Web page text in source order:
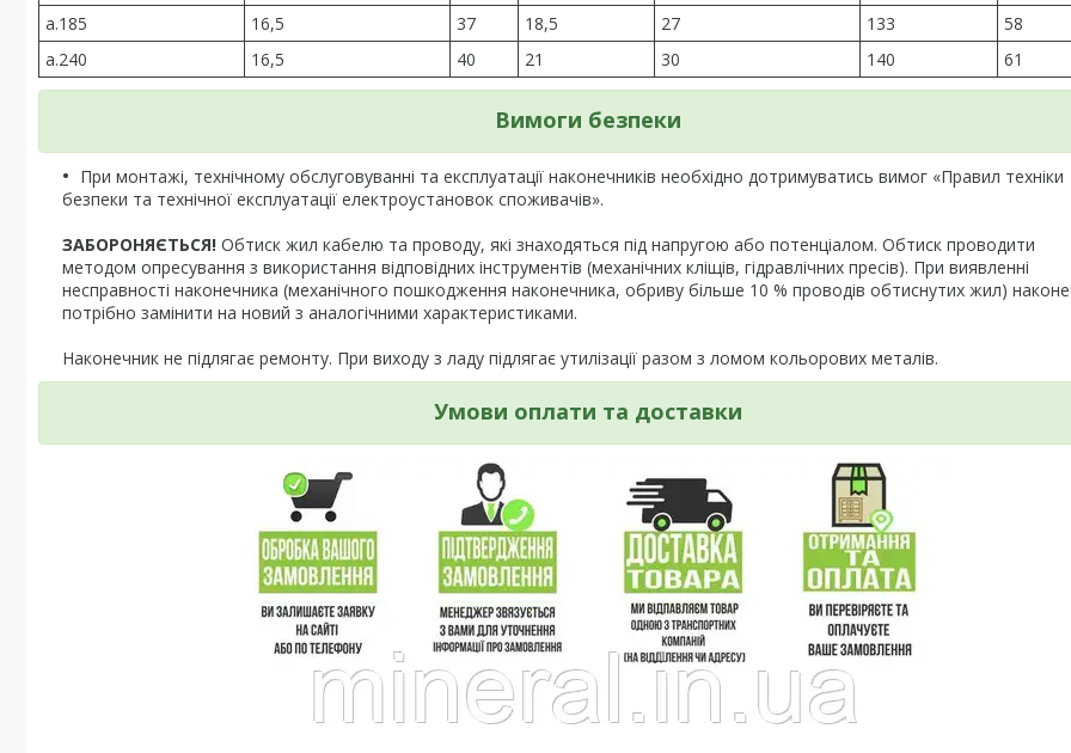
a.185
16,5 37 18,5 27 133
58
a.240
16,5 40 21 30 140 61
Вимоги безпеки
При монтажі, технічному обслуговуванні та експлуатації наконечників необхідно дотримуватись вимог «Правил техніки
безпеки та технічної експлуатації електроустановок споживачів».
ЗАБОРОНЯЄТЬСЯ! Обтиск жил кабелю та проводу, які знаходяться під напругою або потенціалом. Обтиск проводити
методом опресування з використання відповідних інструментів (механічних кліщів, гідравлічних пресів). При виявленні
несправності наконечника (механічного пошкодження наконечника, обриву більше 10 % проводів обтиснутих жил)
потрібно замінити на новий з аналогічними характеристиками.
Наконечник не підлягає ремонту. При виходу з ладу підлягає утилізації разом з ломом кольорових металів.
Умови оплати та доставки